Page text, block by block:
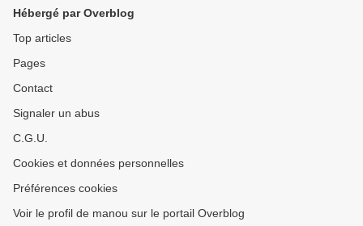
Hébergé par Overblog
Top articles
Pages
Contact
Signaler un abus
C.G.U.
Cookies et données personnelles
Préférences cookies
Voir le profil de manou sur le portail Overblog